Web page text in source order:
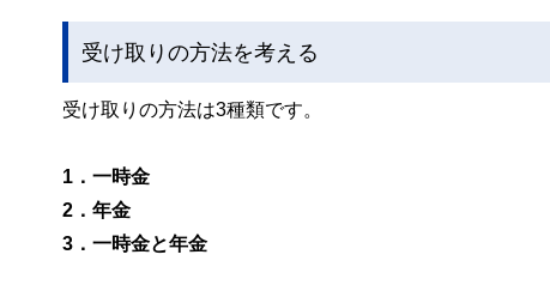
受け取りの方法を考える
受け取りの方法は3種類です。
1．一時金
2．年金
3．一時金と年金